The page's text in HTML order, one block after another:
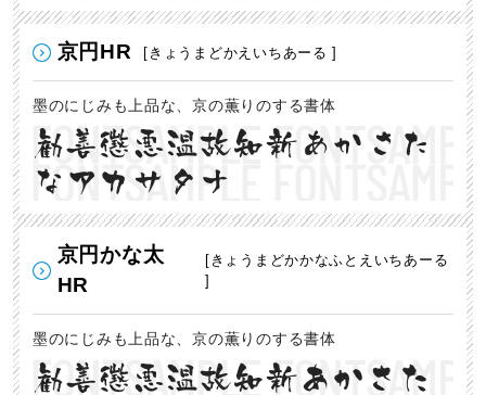
京円HR [きょうまどかえいちあーる ]
墨のにじみも上品な、京の薫りのする書体
勧善懲悪温故知新あかさた
なアカサタナ
京円かな太
HR
[きょうまどかかなふとえいちあーる
]
墨のにじみも上品な、京の薫りのする書体
勧善懲悪温故知新あかさた